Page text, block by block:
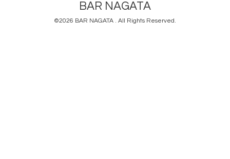
BAR NAGATA
©2026 BAR NAGATA . All Rights Reserved.